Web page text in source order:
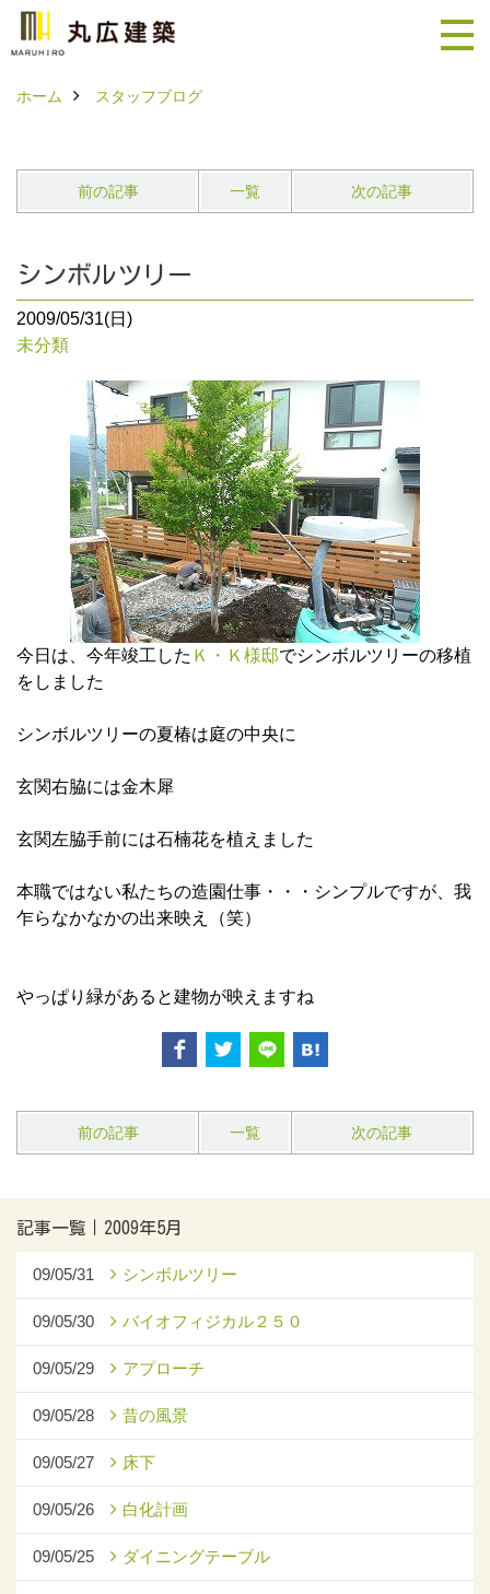
ホーム スタッフブログ
前の記事 一覧 次の記事
シンボルツリー
2009/05/31(日)
未分類
今日は、今年竣工した Ｋ・Ｋ様邸でシンボルツリーの移植
をしました
シンボルツリーの夏椿は庭の中央に
玄関右脇には金木犀
玄関左脇手前には石楠花を植えました
本職ではない私たちの造園仕事・・・シンプルですが、我
乍らなかなかの出来映え（笑）
やっぱり緑があると建物が映えますね
前の記事 一覧 次の記事
記事一覧｜2009年5月
09/05/31 シンボルツリー
09/05/30 バイオフィジカル２５０
09/05/29 アプローチ
09/05/28 昔の風景
09/05/27 床下
09/05/26 白化計画
09/05/25 ダイニングテーブル